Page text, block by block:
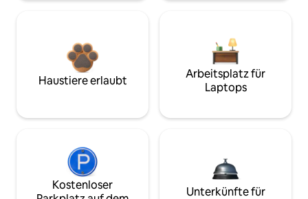
Haustiere erlaubt
Arbeitsplatz für
Laptops
Kostenloser
Unterkünfte für